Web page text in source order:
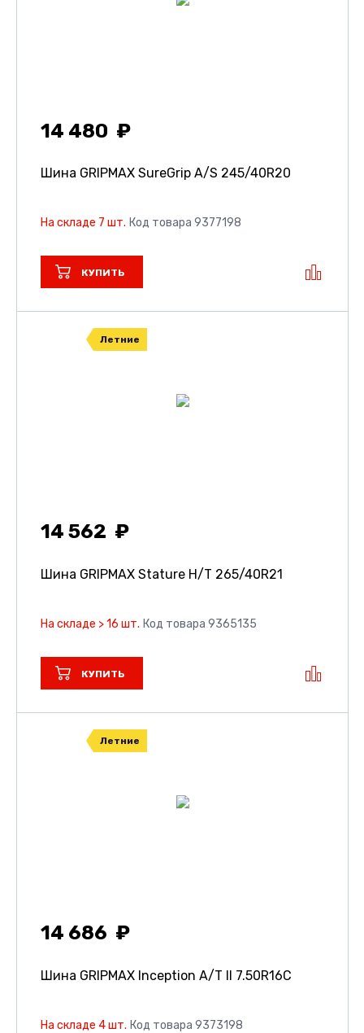
14 480
Шина GRIPMAX SureGrip A/S 245/40R20
На складе 7 шт. Код товара 9377198
КУПИТЬ
Летние
14 562
Шина GRIPMAX Stature H/T 265/40R21
На складе > 16 шт. Код товара 9365135
КУПИТЬ
Летние
14 686
Шина GRIPMAX Inception A/T II 7.50R16C
На складе 4 шт. Код товара 9373198